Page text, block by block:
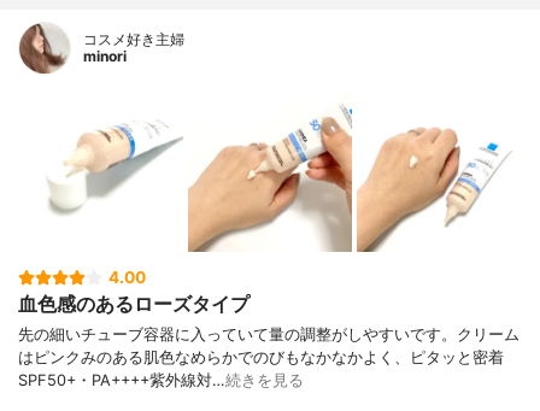
コスメ好き主婦
minori
4.00
血色感のあるローズタイプ
先の細いチューブ容器に入っていて量の調整がしやすいです。クリーム
はピンクみのある肌色なめらかでのびもなかなかよく、ピタッと密着
SPF50+・PA++++紫外線対…続きを見る